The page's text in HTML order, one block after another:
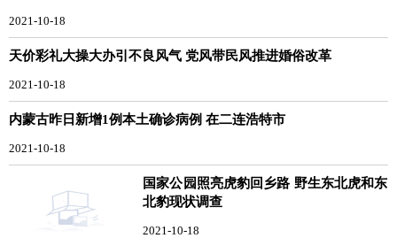
2021-10-18
天价彩礼大操大办引不良风气 党风带民风推进婚俗改革
2021-10-18
内蒙古昨日新增1例本土确诊病例 在二连浩特市
2021-10-18
国家公园照亮虎豹回乡路 野生东北虎和东
北豹现状调查
2021-10-18